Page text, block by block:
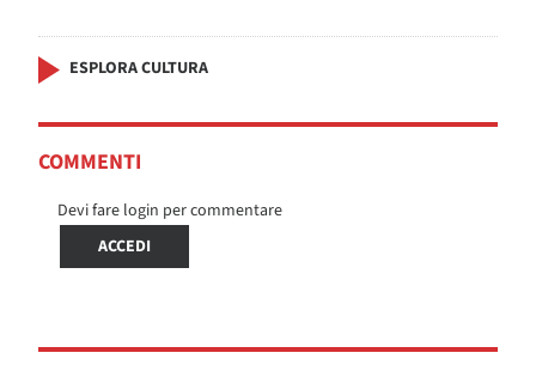
ESPLORA CULTURA
COMMENTI
Devi fare login per commentare
ACCEDI